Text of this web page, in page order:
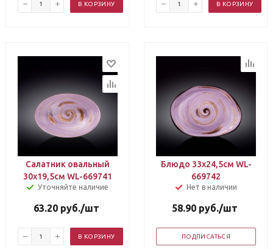
В КОРЗИНУ В КОРЗИНУ
Салатник овальный
30х19,5см WL-669741
Уточняйте наличие
63.20 руб./шт
В КОРЗИНУ
Блюдо 33х24,5см WL-
669742
Нет в наличии
58.90 руб./шт
ПОДПИСАТЬСЯ